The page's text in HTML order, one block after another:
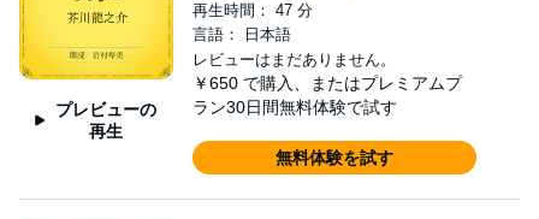
プレビューの
再生
再生時間： 47 分
言語： 日本語
レビューはまだありません。
￥650 で購入、またはプレミアムプ
ラン30日間無料体験で試す
無料体験を試す